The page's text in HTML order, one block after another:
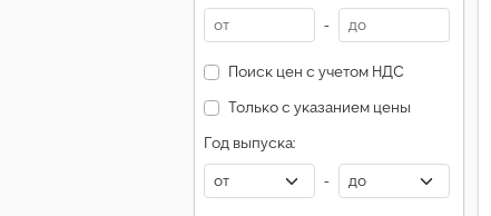
-
Поиск цен с учетом НДС
Только с указанием цены
Год выпуска:
-